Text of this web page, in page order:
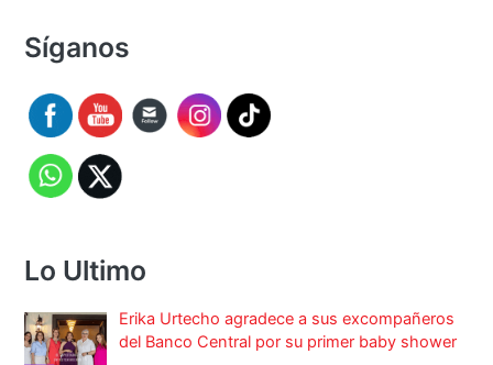
Síganos
Lo Ultimo
Erika Urtecho agradece a sus excompañeros
del Banco Central por su primer baby shower